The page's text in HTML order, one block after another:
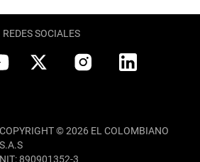
REDES SOCIALES
COPYRIGHT © 2026 EL COLOMBIANO
S.A.S
NIT: 890901352-3